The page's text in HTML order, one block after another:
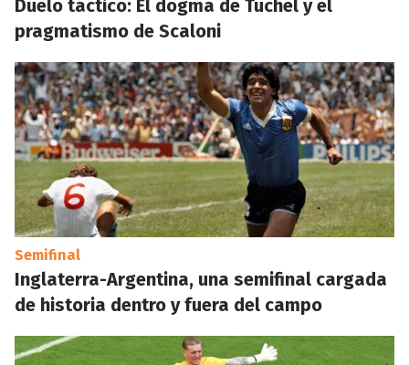
Duelo táctico: El dogma de Tuchel y el
pragmatismo de Scaloni
Semifinal
Inglaterra-Argentina, una semifinal cargada
de historia dentro y fuera del campo